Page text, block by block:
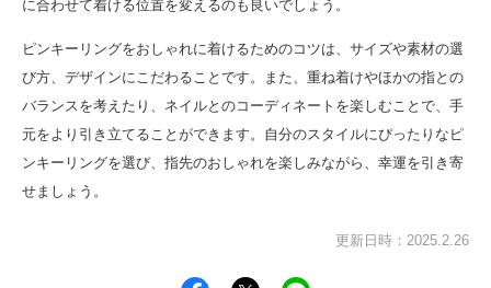
に合わせて着ける位置を変えるのも良いでしょう。
ピンキーリングをおしゃれに着けるためのコツは、サイズや素材の選
び方、デザインにこだわることです。また、重ね着けやほかの指との
バランスを考えたり、ネイルとのコーディネートを楽しむことで、手
元をより引き立てることができます。自分のスタイルにぴったりなピ
ンキーリングを選び、指先のおしゃれを楽しみながら、幸運を引き寄
せましょう。
更新日時：2025.2.26